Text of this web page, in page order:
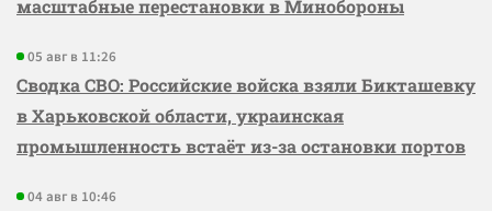
масштабные перестановки в Минобороны
05 авг в 11:26
Сводка СВО: Российские войска взяли Бикташевку
в Харьковской области, украинская
промышленность встаёт из-за остановки портов
04 авг в 10:46